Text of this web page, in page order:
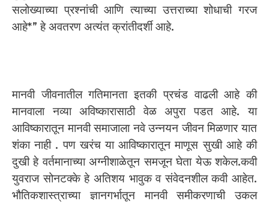
सलोख्याच्या प्रश्नांची आणि त्याच्या उत्तराच्या शोधाची गरज
आहे*” हे अवतरण अत्यंत क्रांतीदर्शी आहे.
मानवी जीवनातील गतिमानता इतकी प्रचंड वाढली आहे की
मानवाला नव्या अविष्कारासाठी वेळ अपुरा पडत आहे. या
आविष्कारातून मानवी समाजाला नवे उन्नयन जीवन मिळणार यात
शंका नाही . पण खरंच या आविष्कारातून माणूस सुखी आहे की
दुखी हे वर्तमानाच्या अग्नीशाळेतून समजून घेता येऊ शकेल.कवी
युवराज सोनटक्के हे अतिशय भावुक व संवेदनशील कवी आहेत.
भौतिकशास्त्राच्या ज्ञानगर्भातून मानवी समीकरणाची उकल